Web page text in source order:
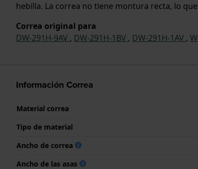
hebilla. La correa no tiene montura recta, lo
Correa original para
DW-291H-9AV , DW-291H-1BV , DW-291H-1AV ,
Información Correa
Material correa
Tipo de material
Ancho de correa
Ancho de las asas